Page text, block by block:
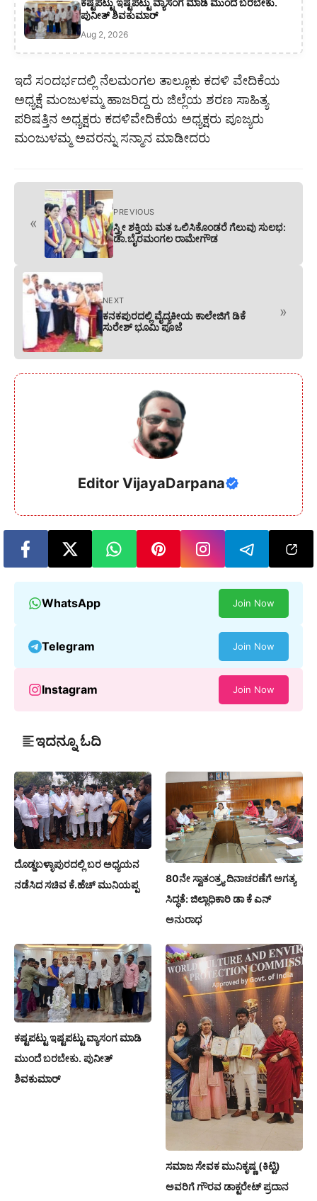
ಪುನೀತ್ ಶಿವಕುಮಾರ್
Aug 2, 2026
ಇದೆ ಸಂದರ್ಭದಲ್ಲಿ ನೆಲಮಂಗಲ ತಾಲ್ಲೂಕು ಕದಳಿ ವೇದಿಕೆಯ
ಅಧ್ಯಕ್ಷೆ ಮಂಜುಳಮ್ಮ ಹಾಜರಿದ್ದ ರು ಜಿಲ್ಲೆಯ ಶರಣ ಸಾಹಿತ್ಯ
ಪರಿಷತ್ತಿನ ಅಧ್ಯಕ್ಷರು ಕದಳಿವೇದಿಕೆಯ ಅಧ್ಯಕ್ಷರು ಪೂಜ್ಯರು
ಮಂಜುಳಮ್ಮ ಅವರನ್ನು ಸನ್ಮಾನ ಮಾಡೀದರು
«
PREVIOUS
ಸ್ತ್ರೀ ಶಕ್ತಿಯ ಮತ ಒಲಿಸಿಕೊಂಡರೆ ಗೆಲುವು ಸುಲಭ:
ಡಾ.ಬೈರಮಂಗಲ ರಾಮೇಗೌಡ
NEXT
ಕನಕಪುರದಲ್ಲಿ ವೈದ್ಯಕೀಯ ಕಾಲೇಜಿಗೆ ಡಿಕೆ
ಸುರೇಶ್ ಭೂಮಿ ಪೂಜೆ
»
Editor VijayaDarpana
WhatsApp Join Now
Telegram Join Now
Instagram Join Now
ಇದನ್ನೂ ಓದಿ
ದೊಡ್ಡಬಳ್ಳಾಪುರದಲ್ಲಿ ಬರ ಅಧ್ಯಯನ
ನಡೆಸಿದ ಸಚಿವ ಕೆ.ಹೆಚ್ ಮುನಿಯಪ್ಪ
80ನೇ ಸ್ವಾತಂತ್ರ್ಯ ದಿನಾಚರಣೆಗೆ ಅಗತ್ಯ
ಸಿದ್ಧತೆ: ಜಿಲ್ಲಾಧಿಕಾರಿ ಡಾ ಕೆ ಎನ್
ಅನುರಾಧ
ಕಷ್ಟಪಟ್ಟು ಇಷ್ಟಪಟ್ಟು ವ್ಯಾಸಂಗ ಮಾಡಿ
ಮುಂದೆ ಬರಬೇಕು. ಪುನೀತ್
ಶಿವಕುಮಾರ್
ಸಮಾಜ ಸೇವಕ ಮುನಿಕೃಷ್ಣ (ಕಿಟ್ಟಿ)
ಅವರಿಗೆ ಗೌರವ ಡಾಕ್ಟರೇಟ್ ಪ್ರದಾನ